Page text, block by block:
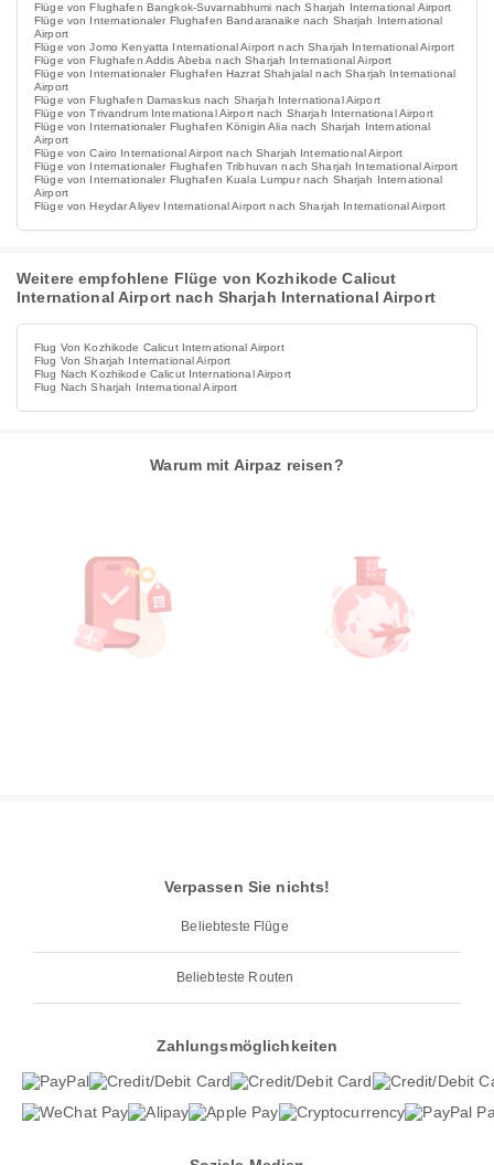
Flüge von Flughafen Bangkok-Suvarnabhumi nach Sharjah International Airport
Flüge von Internationaler Flughafen Bandaranaike nach Sharjah International
Airport
Flüge von Jomo Kenyatta International Airport nach Sharjah International Airport
Flüge von Flughafen Addis Abeba nach Sharjah International Airport
Flüge von Internationaler Flughafen Hazrat Shahjalal nach Sharjah International
Airport
Flüge von Flughafen Damaskus nach Sharjah International Airport
Flüge von Trivandrum International Airport nach Sharjah International Airport
Flüge von Internationaler Flughafen Königin Alia nach Sharjah International
Airport
Flüge von Cairo International Airport nach Sharjah International Airport
Flüge von Internationaler Flughafen Tribhuvan nach Sharjah International Airport
Flüge von Internationaler Flughafen Kuala Lumpur nach Sharjah International
Airport
Flüge von Heydar Aliyev International Airport nach Sharjah International Airport
Weitere empfohlene Flüge von Kozhikode Calicut
International Airport nach Sharjah International Airport
Flug Von Kozhikode Calicut International Airport
Flug Von Sharjah International Airport
Flug Nach Kozhikode Calicut International Airport
Flug Nach Sharjah International Airport
Warum mit Airpaz reisen?
Verpassen Sie nichts!
Beliebteste Flüge
Beliebteste Routen
Zahlungsmöglichkeiten